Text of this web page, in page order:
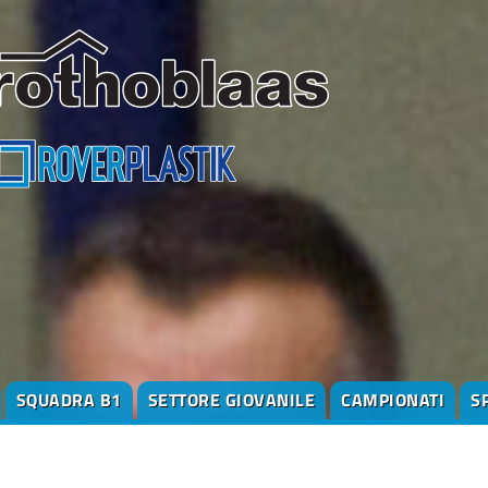
SQUADRA B1 SETTORE GIOVANILE CAMPIONATI